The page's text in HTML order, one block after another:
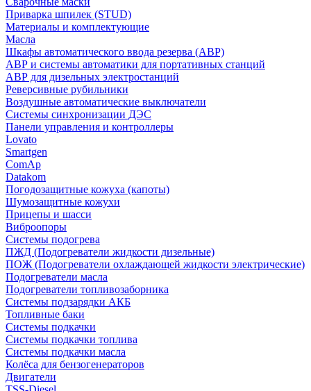
Приварка шпилек (STUD)
Материалы и комплектующие
Масла
Шкафы автоматического ввода резерва (АВР)
АВР и системы автоматики для портативных станций
АВР для дизельных электростанций
Реверсивные рубильники
Воздушные автоматические выключатели
Системы синхронизации ДЭС
Панели управления и контроллеры
Lovato
Smartgen
ComAp
Datakom
Погодозащитные кожуха (капоты)
Шумозащитные кожухи
Прицепы и шасси
Виброопоры
Системы подогрева
ПЖД (Подогреватели жидкости дизельные)
ПОЖ (Подогреватели охлаждающей жидкости электрические)
Подогреватели масла
Подогреватели топливозаборника
Системы подзарядки АКБ
Топливные баки
Системы подкачки
Системы подкачки топлива
Системы подкачки масла
Колёса для бензогенераторов
Двигатели